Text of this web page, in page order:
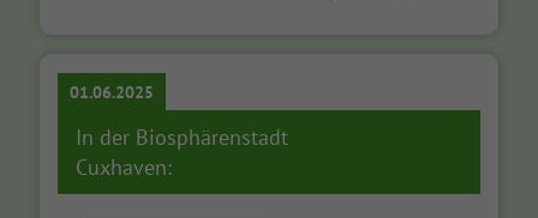
01.06.2025
In der Biosphärenstadt
Cuxhaven: